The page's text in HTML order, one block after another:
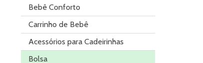
Bebê Conforto
Carrinho de Bebê
Acessórios para Cadeirinhas
Bolsa